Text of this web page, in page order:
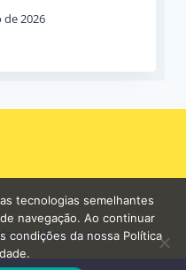
de 2026
Mapa do site
tecnologias semelhantes
navegação. Ao continuar
condições da nossa Política